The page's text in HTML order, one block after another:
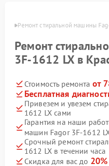
Ремонт стиральной машины
Ремонт
3F-1612 LX в
Стоимость ремонта от
Бесплатная
Привезем и увезем
1612 LX сами
Гарантия на наши
машин Fagor 3F-1612
Срочный ремонт
1612 LX в течении часа
Скидка для вас до 20%